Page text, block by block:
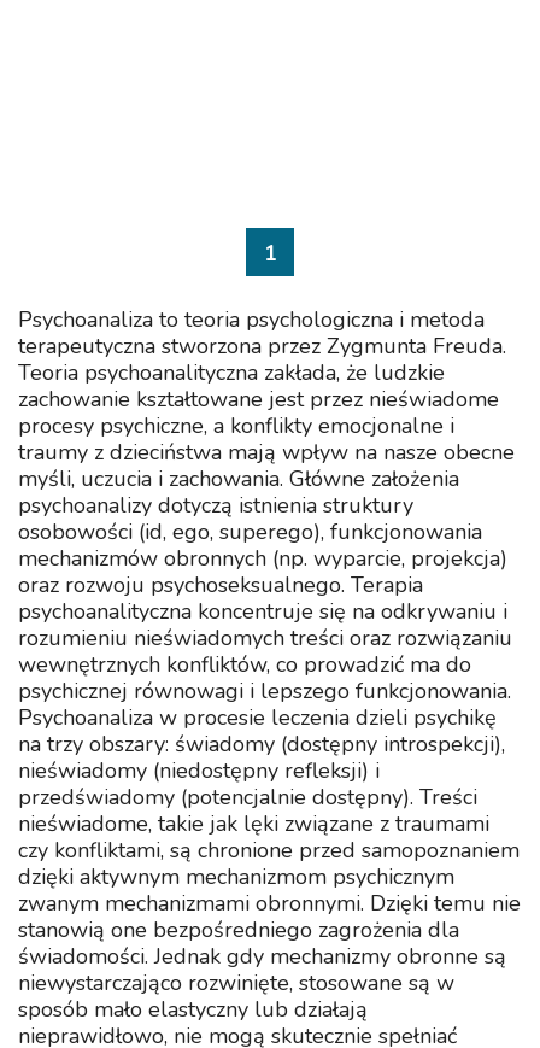
1
Psychoanaliza to teoria psychologiczna i metoda
terapeutyczna stworzona przez Zygmunta Freuda.
Teoria psychoanalityczna zakłada, że ludzkie
zachowanie kształtowane jest przez nieświadome
procesy psychiczne, a konflikty emocjonalne i
traumy z dzieciństwa mają wpływ na nasze obecne
myśli, uczucia i zachowania. Główne założenia
psychoanalizy dotyczą istnienia struktury
osobowości (id, ego, superego), funkcjonowania
mechanizmów obronnych (np. wyparcie, projekcja)
oraz rozwoju psychoseksualnego. Terapia
psychoanalityczna koncentruje się na odkrywaniu i
rozumieniu nieświadomych treści oraz rozwiązaniu
wewnętrznych konfliktów, co prowadzić ma do
psychicznej równowagi i lepszego funkcjonowania.
Psychoanaliza w procesie leczenia dzieli psychikę
na trzy obszary: świadomy (dostępny introspekcji),
nieświadomy (niedostępny refleksji) i
przedświadomy (potencjalnie dostępny). Treści
nieświadome, takie jak lęki związane z traumami
czy konfliktami, są chronione przed samopoznaniem
dzięki aktywnym mechanizmom psychicznym
zwanym mechanizmami obronnymi. Dzięki temu nie
stanowią one bezpośredniego zagrożenia dla
świadomości. Jednak gdy mechanizmy obronne są
niewystarczająco rozwinięte, stosowane są w
sposób mało elastyczny lub działają
nieprawidłowo, nie mogą skutecznie spełniać